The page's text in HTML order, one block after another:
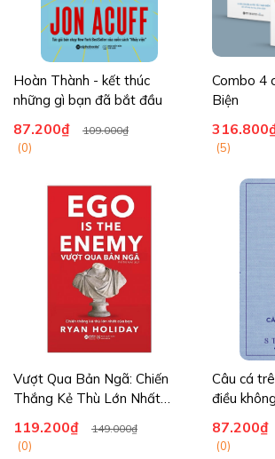
Hoàn Thành - kết thúc
những gì bạn đã bắt đầu
87.200₫ 109.000₫
(0)
Combo 4
Biện
(5)
Vượt Qua Bản Ngã: Chiến
Thắng Kẻ Thù Lớn Nhất
119.200₫ 149.000₫
(0)
Câu cá
điều
87.200₫
(0)